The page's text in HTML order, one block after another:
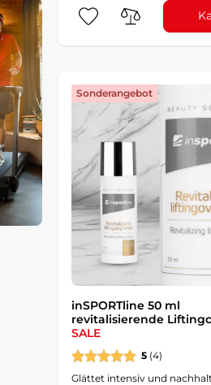
Sonderangebot
inSPORTline 50 ml
revitalisierende
SALE
5 (4)
Glättet intensiv und